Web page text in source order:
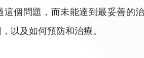
個問題，而未能達到最妥善的
以及如何預防和治療。